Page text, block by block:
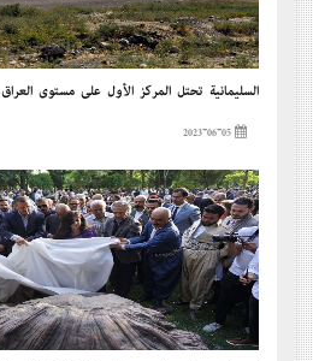
السليمانية تحتل المركز الأول على مستوى العراق